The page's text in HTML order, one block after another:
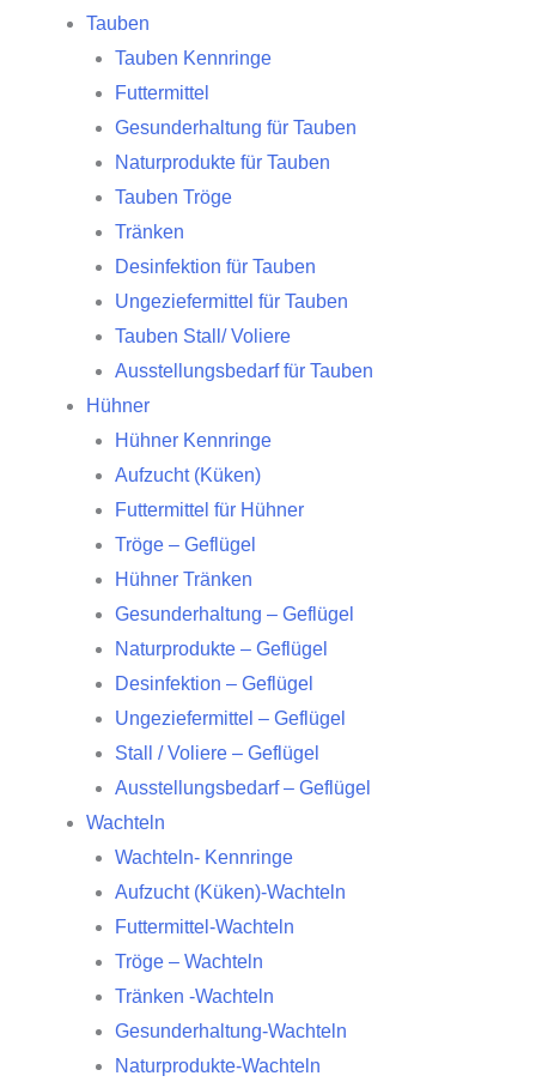
Tauben
Tauben Kennringe
Futtermittel
Gesunderhaltung für Tauben
Naturprodukte für Tauben
Tauben Tröge
Tränken
Desinfektion für Tauben
Ungeziefermittel für Tauben
Tauben Stall/ Voliere
Ausstellungsbedarf für Tauben
Hühner
Hühner Kennringe
Aufzucht (Küken)
Futtermittel für Hühner
Tröge – Geflügel
Hühner Tränken
Gesunderhaltung – Geflügel
Naturprodukte – Geflügel
Desinfektion – Geflügel
Ungeziefermittel – Geflügel
Stall / Voliere – Geflügel
Ausstellungsbedarf – Geflügel
Wachteln
Wachteln- Kennringe
Aufzucht (Küken)-Wachteln
Futtermittel-Wachteln
Tröge – Wachteln
Tränken -Wachteln
Gesunderhaltung-Wachteln
Naturprodukte-Wachteln